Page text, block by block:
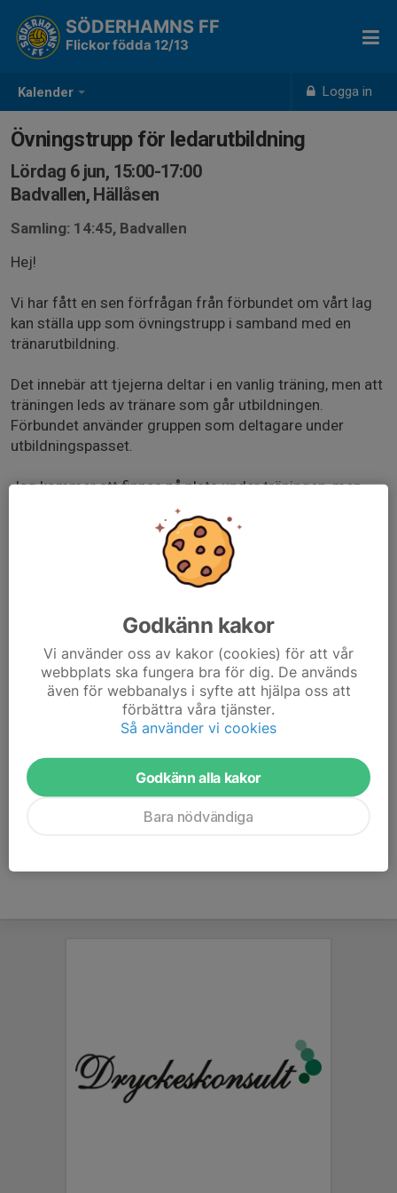
Kalender Logga in
SÖDERHAMNS FF
Flickor födda 12/13
Övningstrupp för ledarutbildning
Lördag 6 jun, 15:00-17:00
Badvallen, Hällåsen
Samling: 14:45, Badvallen
Hej!
Vi har fått en sen förfrågan från förbundet om vårt lag
kan ställa upp som övningstrupp i samband med en
tränarutbildning.
Det innebär att tjejerna deltar i en vanlig träning, men att
träningen leds av tränare som går utbildningen.
Förbundet använder gruppen som deltagare under
utbildningspasset.
Jag kommer att finnas på plats under träningen, men
det är utbildningsdeltagarna som planerar och leder
Se det gärna som ett extra träningstillfälle och en
möjlighet att prova på en träning med nya tränare och
Eftersom förfrågan kommit med kort varsel behöver jag
få svar så snart som möjligt. För att träningen ska kunna
genomföras behöver vi vara minst 14 spelare på plats.
Tack på förhand!
/Amanda
Godkänn kakor
Vi använder oss av kakor (cookies) för att vår
webbplats ska fungera bra för dig. De används
även för webbanalys i syfte att hjälpa oss att
förbättra våra tjänster.
Så använder vi cookies
Godkänn alla kakor
Bara nödvändiga